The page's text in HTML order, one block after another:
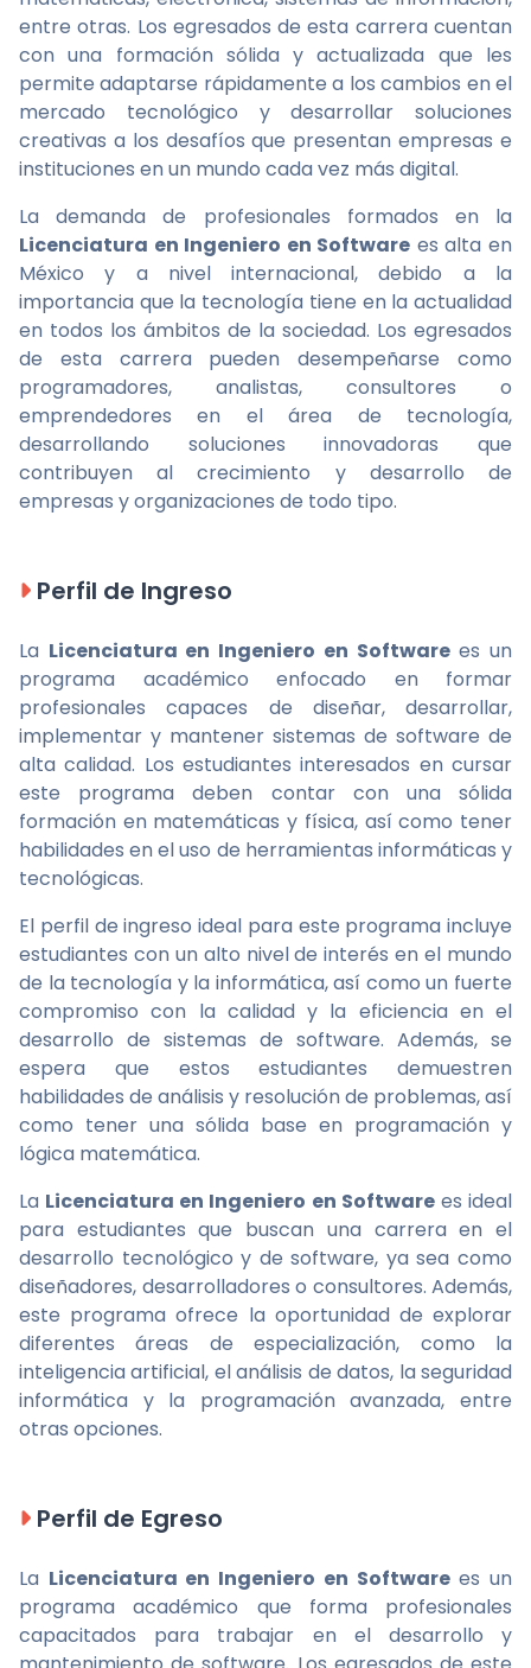
entre otras. Los egresados de esta carrera cuentan
con una formación sólida y actualizada que les
permite adaptarse rápidamente a los cambios en el
mercado tecnológico y desarrollar soluciones
creativas a los desafíos que presentan empresas e
instituciones en un mundo cada vez más digital.
La demanda de profesionales formados en la
Licenciatura en Ingeniero en Software es alta en
México y a nivel internacional, debido a la
importancia que la tecnología tiene en la actualidad
en todos los ámbitos de la sociedad. Los egresados
de esta carrera pueden desempeñarse como
programadores, analistas, consultores o
emprendedores en el área de tecnología,
desarrollando soluciones innovadoras que
contribuyen al crecimiento y desarrollo de
empresas y organizaciones de todo tipo.
Perfil de Ingreso
La Licenciatura en Ingeniero en Softwarees un
programa académico enfocado en formar
profesionales capaces de diseñar, desarrollar,
implementar y mantener sistemas de software de
alta calidad. Los estudiantes interesados en cursar
este programa deben contar con una sólida
formación en matemáticas y física, así como tener
habilidades en el uso de herramientas informáticas y
tecnológicas.
El perfil de ingreso ideal para este programa incluye
estudiantes con un alto nivel de interés en el mundo
de la tecnología y la informática, así como un fuerte
compromiso con la calidad y la eficiencia en el
desarrollo de sistemas de software. Además, se
espera que estos estudiantes demuestren
habilidades de análisis y resolución de problemas, así
como tener una sólida base en programación y
lógica matemática.
La Licenciatura en Ingeniero en Softwarees ideal
para estudiantes que buscan una carrera en el
desarrollo tecnológico y de software, ya sea como
diseñadores, desarrolladores o consultores. Además,
este programa ofrece la oportunidad de explorar
diferentes áreas de especialización, como la
inteligencia artificial, el análisis de datos, la seguridad
informática y la programación avanzada, entre
otras opciones.
Perfil de Egreso
La Licenciatura en Ingeniero en Softwarees un
programa académico que forma profesionales
capacitados para trabajar en el desarrollo y